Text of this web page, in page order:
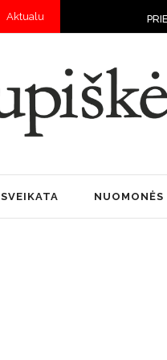
AktualuPRIE ELEVATORIŲ
SVEIKATA NUOMONĖS